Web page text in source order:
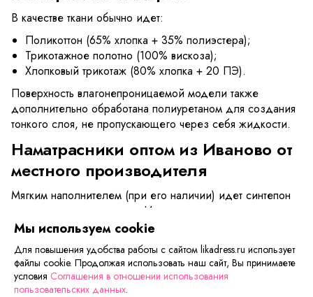
В качестве ткани обычно идет:
Поликоттон (65% хлопка + 35% полиэстера);
Трикотажное полотно (100% вискоза);
Хлопковый трикотаж (80% хлопка + 20 ПЭ).
Поверхность влагонепроницаемой модели также
дополнительно обработана полиуретаном для создания
тонкого слоя, не пропускающего через себя жидкости.
Наматрасники оптом из Иваново от
местного производителя
Мягким наполнителем (при его наличии) идет синтепон
из полиэфирных волокон. Изделия крепятся при помощи
широких эластичных резинок, вшитых по углам, либо
просто полностью натягиваются на матрас. Если чехол
испачкался, то есть можно снять, аккуратно выстирать,
просушить и надеть обратно.
Мы используем cookie
Для повышения удобства работы с сайтом likadress.ru использует
файлы cookie. Продолжая использовать наш сайт, Вы принимаете
условия Соглашения в отношении использования
пользовательских данных.